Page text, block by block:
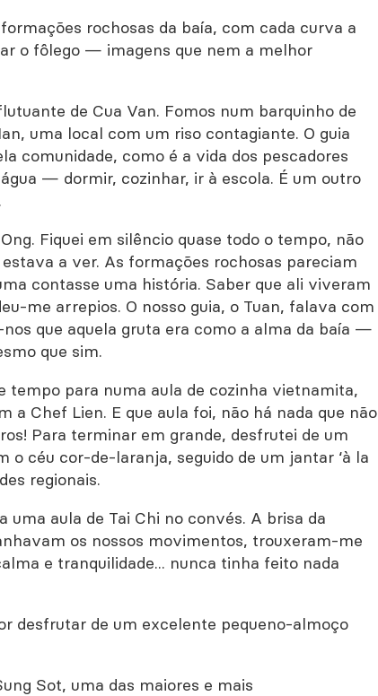
rochosas da baía, com cada curva a
o fôlego — imagens que nem a melhor
de Cua Van. Fomos num barquinho de
uma local com um riso contagiante. O guia
comunidade, como é a vida dos pescadores
— dormir, cozinhar, ir à escola. É um outro
Fiquei em silêncio quase todo o tempo, não
a ver. As formações rochosas pareciam
contasse uma história. Saber que ali viveram
me arrepios. O nosso guia, o Tuan, falava com
que aquela gruta era como a alma da baía —
que sim.
tempo para numa aula de cozinha vietnamita,
a Chef Lien. E que aula foi, não há nada que não
Para terminar em grande, desfrutei de um
céu cor-de-laranja, seguido de um jantar ‘à la
regionais.
uma aula de Tai Chi no convés. A brisa da
os nossos movimentos, trouxeram-me
e tranquilidade... nunca tinha feito nada
desfrutar de um excelente pequeno-almoço
Sot, uma das maiores e mais